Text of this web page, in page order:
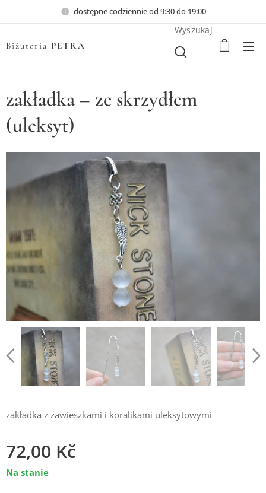
dostępne codziennie od 9:30 do 19:00
Biżuteria PETRA
Wyszukaj
zakładka – ze skrzydłem
(uleksyt)
zakładka z zawieszkami i koralikami uleksytowymi
72,00 Kč
Na stanie